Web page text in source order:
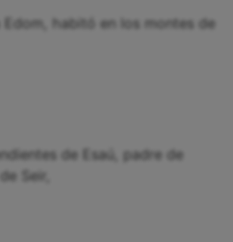
Edom, habitó en los montes de
de Esaú, padre de
Seir,